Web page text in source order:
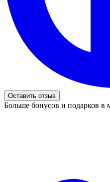
Оставить отзыв
Больше бонусов и подарков